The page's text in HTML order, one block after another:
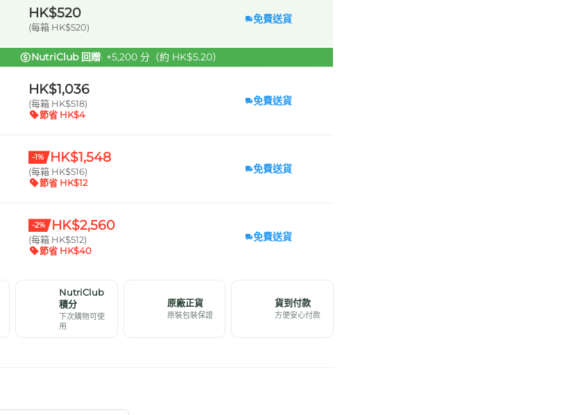
HK$520
(每箱 HK$520)
免費送貨
NutriClub 回贈· +5,200 分（約 HK$5.20）
HK$1,036
(每箱 HK$518)
節省 HK$4
免費送貨
-1% HK$1,548
(每箱 HK$516)
節省 HK$12
免費送貨
-2% HK$2,560
(每箱 HK$512)
節省 HK$40
免費送貨
NutriClub
積分
下次購物可使
用
原廠正貨
原裝包裝保證
貨到付款
方便安心付款